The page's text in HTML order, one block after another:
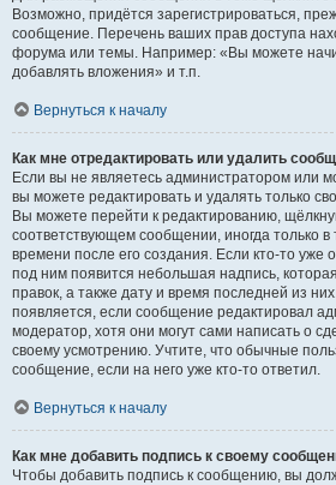
Возможно, придётся зарегистрироваться,
сообщение. Перечень ваших прав доступа
форума или темы. Например: «Вы можете
добавлять вложения» и т.п.
Вернуться к началу
Как мне отредактировать или удалить
Если вы не являетесь администратором или
вы можете редактировать и удалять только
Вы можете перейти к редактированию,
соответствующем сообщении, иногда только в
времени после его создания. Если кто-то уже
под ним появится небольшая надпись,
правок, а также дату и время последней из
появляется, если сообщение редактировал
модератор, хотя они могут сами написать о
своему усмотрению. Учтите, что обычные
сообщение, если на него уже кто-то ответил.
Вернуться к началу
Как мне добавить подпись к своему
Чтобы добавить подпись к сообщению, вы